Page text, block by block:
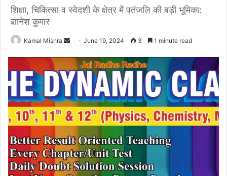
शिक्षा, चिकित्सा व स्वेदशी के क्षेत्र में पतंजलि की बड़ी भूमिका:
ज्ञानेश कुमार
Kamal Mishra
Send
email
June 19, 2024 3 1 minute read